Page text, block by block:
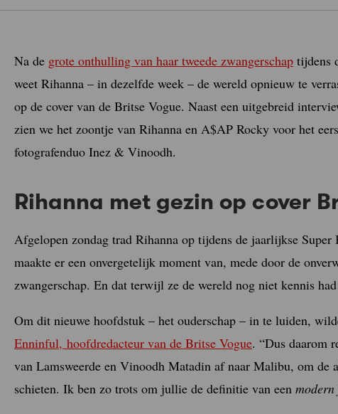
Na de grote onthulling van haar tweede zwangerschap tijdens
weet Rihanna – in dezelfde week – de wereld opnieuw te
op de cover van de Britse Vogue. Naast een uitgebreid
zien we het zoontje van Rihanna en A$AP Rocky voor het
fotografenduo Inez & Vinoodh.
Rihanna met gezin op cover
Afgelopen zondag trad Rihanna op tijdens de jaarlijkse Super
maakte er een onvergetelijk moment van, mede door de
zwangerschap. En dat terwijl ze de wereld nog niet kennis
Om dit nieuwe hoofdstuk – het ouderschap – in te luiden,
Enninful, hoofdredacteur van de Britse Vogue. “Dus daarom
van Lamsweerde en Vinoodh Matadin af naar Malibu, om de
schieten. Ik ben zo trots om jullie de definitie van een